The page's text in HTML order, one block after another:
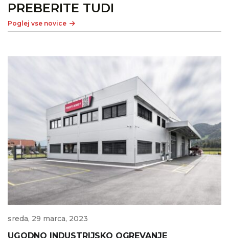
PREBERITE TUDI
Poglej vse novice
sreda, 29 marca, 2023
UGODNO INDUSTRIJSKO OGREVANJE